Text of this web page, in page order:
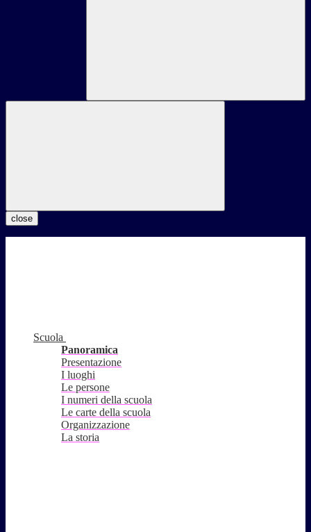
close
Scuola
Panoramica
Presentazione
I luoghi
Le persone
I numeri della scuola
Le carte della scuola
Organizzazione
La storia